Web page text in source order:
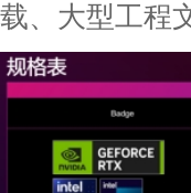
载、大型工程